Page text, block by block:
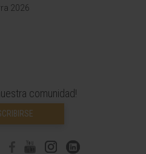
2026
comunidad!